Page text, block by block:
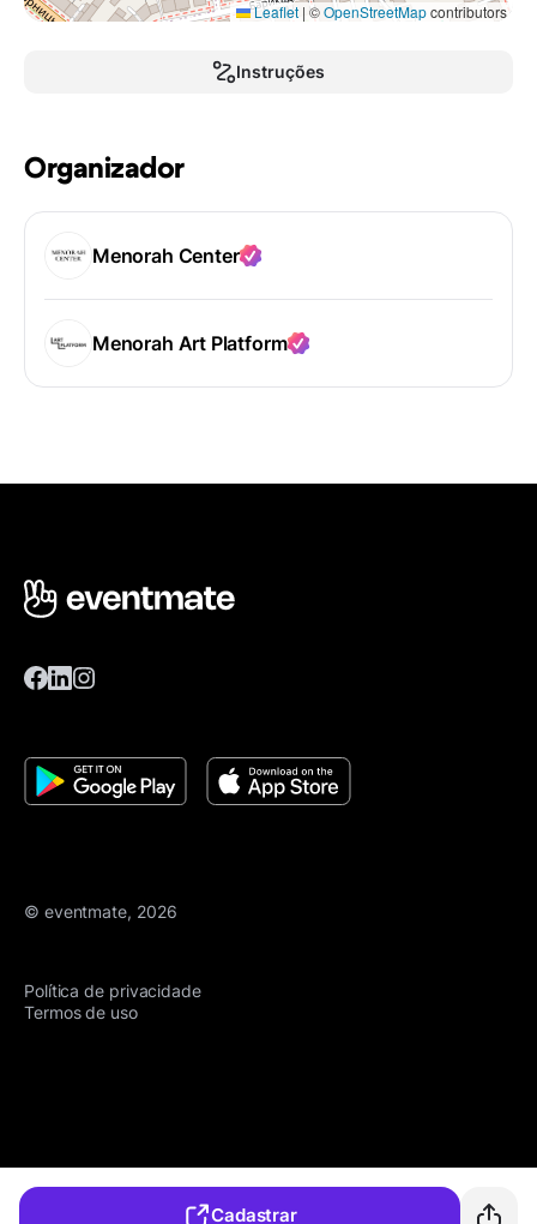
Leaflet | ©OpenStreetMapcontributors
Instruções
Organizador
Menorah Center
Menorah Art Platform
© eventmate, 2026
Política de privacidade
Termos de uso
Cadastrar